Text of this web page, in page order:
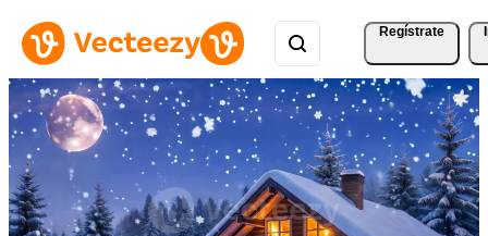
Regístrate